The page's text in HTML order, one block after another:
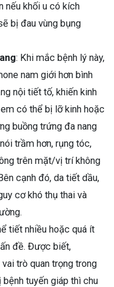
nếu khối u có kích
bị đau vùng bụng
: Khi mắc bệnh lý này,
nam giới hơn bình
nội tiết tố, khiến kinh
có thể bị lỡ kinh hoặc
buồng trứng đa nang
trầm hơn, rụng tóc,
trên mặt/vị trí không
cạnh đó, da tiết dầu,
cơ khó thụ thai và
tiết nhiều hoặc quá ít
đề. Được biết,
trò quan trọng trong
tuyến giáp thì chu